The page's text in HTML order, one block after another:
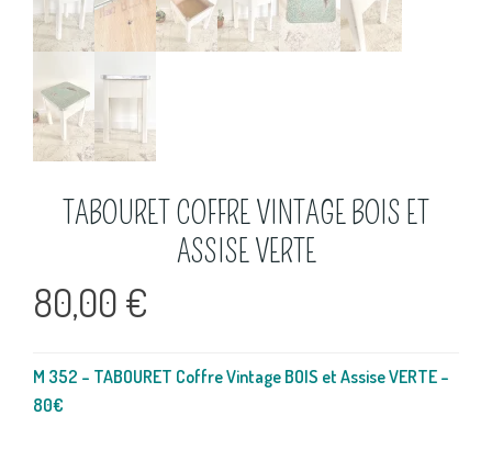
TABOURET COFFRE VINTAGE BOIS ET
ASSISE VERTE
80,00 €
M 352 – TABOURET Coffre Vintage BOIS et Assise VERTE –
80€